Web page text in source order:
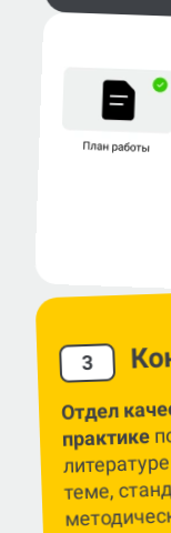
3
Отдел
практике
теме,